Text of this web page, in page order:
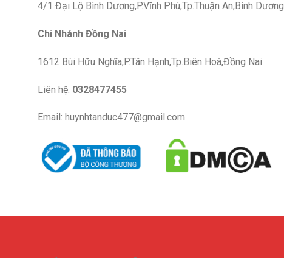
4/1 Đại Lộ Bình Dương,P.Vĩnh Phú,Tp.Thuận An,Bình Dương
Chi Nhánh Đồng Nai
1612 Bùi Hữu Nghĩa,P.Tân Hạnh,Tp.Biên Hoà,Đồng Nai
Liên hệ: 0328477455
Email: huynhtanduc477@gmail.com